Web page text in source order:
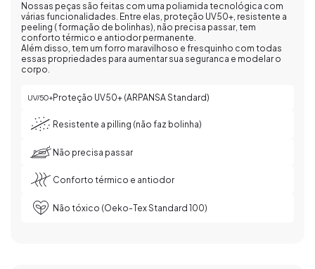
Nossas peças são feitas com uma poliamida tecnológica com
várias funcionalidades. Entre elas, proteção UV50+, resistente a
peeling ( formação de bolinhas), não precisa passar, tem
conforto térmico e antiodor permanente.
Além disso, tem um forro maravilhoso e fresquinho com todas
essas propriedades para aumentar sua seguranca e modelar o
corpo.
Proteção UV50+ (ARPANSA Standard)
Resistente a pilling (não faz bolinha)
Não precisa passar
Conforto térmico e antiodor
Não tóxico (Oeko-Tex Standard 100)